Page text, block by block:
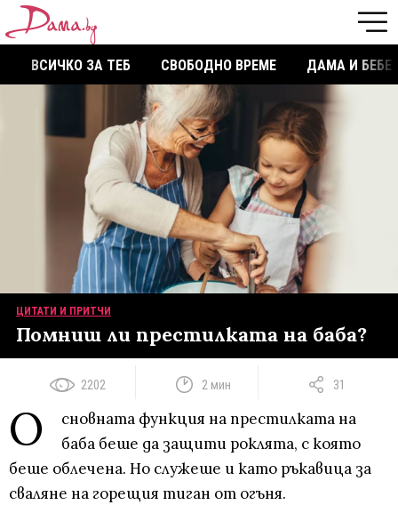
ВСИЧКО ЗА ТЕБ СВОБОДНО ВРЕМЕ ДАМА И БЕБЕ
ЦИТАТИ И ПРИТЧИ
Помниш ли престилката на баба?
2202 2 мин 31
О
сновната функция на престилката на
баба беше да защити роклята, с която
беше облечена. Но служеше и като ръкавица за
сваляне на горещия тиган от огъня.